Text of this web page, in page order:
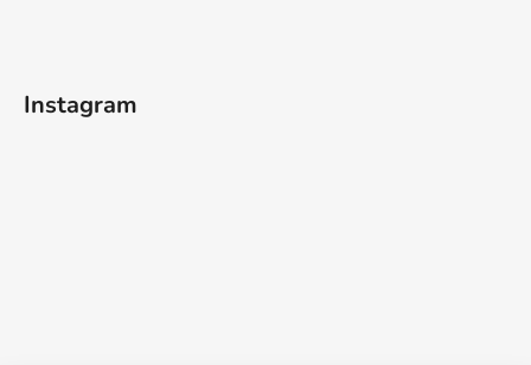
Instagram